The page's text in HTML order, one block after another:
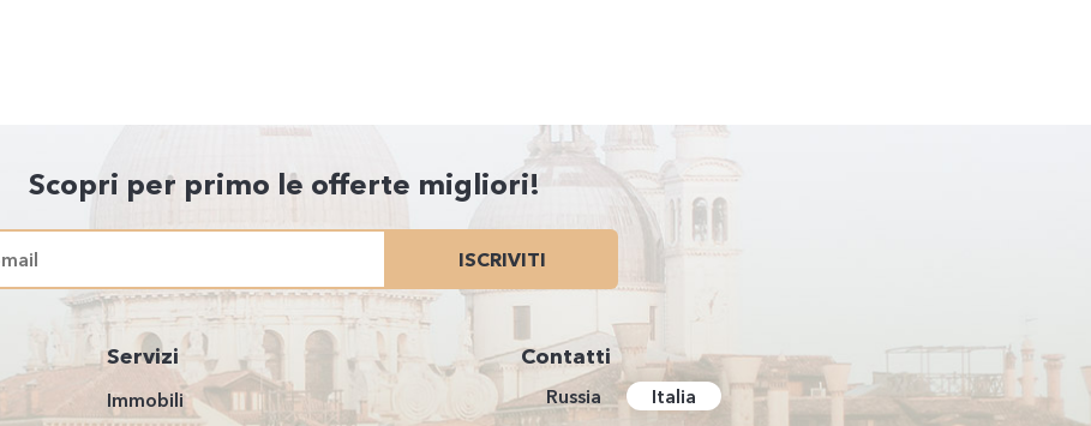
Scopri per primo le offerte migliori!
ISCRIVITI
Servizi
Immobili
Contatti
Russia
Italia